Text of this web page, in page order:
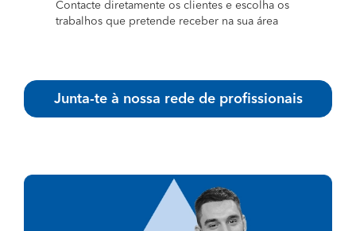
Contacte diretamente os clientes e escolha os
trabalhos que pretende receber na sua área
Junta-te à nossa rede de profissionais